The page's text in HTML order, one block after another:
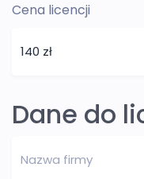
Cena licencji
Dane do